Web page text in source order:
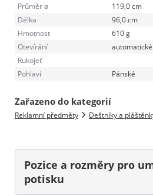
Průměr ø
119,0 cm
Délka
96,0 cm
Hmotnost
610 g
Otevírání
automatické
Rukojeť
Pohlaví
Pánské
Zařazeno do kategorií
Reklamní předměty Deštníky a
Pozice a rozměry pro
potisku